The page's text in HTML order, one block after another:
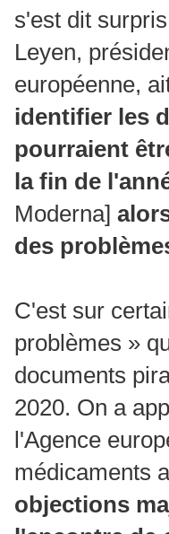
s'est dit
Leyen,
européenne,
identifier les
pourraient
la fin de
Moderna]
des
C'est sur
problèmes »
documents
2020. On a
l'Agence
médicaments
objections